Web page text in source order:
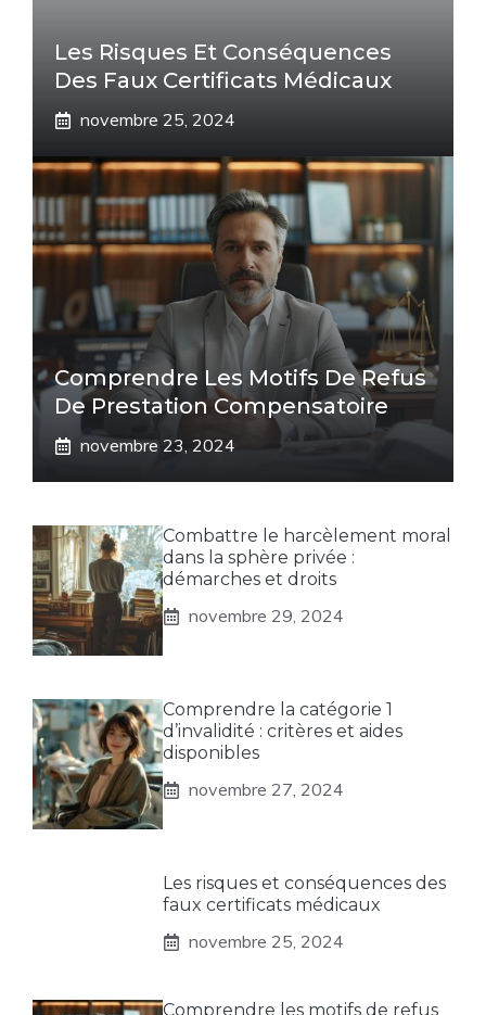
Les Risques Et Conséquences
Des Faux Certificats Médicaux
novembre 25, 2024
Comprendre Les Motifs De Refus
De Prestation Compensatoire
novembre 23, 2024
Combattre le harcèlement moral
dans la sphère privée :
démarches et droits
novembre 29, 2024
Comprendre la catégorie 1
d’invalidité : critères et aides
disponibles
novembre 27, 2024
Les risques et conséquences des
faux certificats médicaux
novembre 25, 2024
Comprendre les motifs de refus